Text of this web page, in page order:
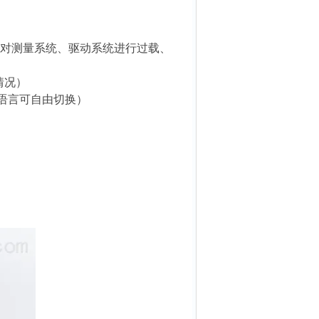
量系统、驱动系统进行过载、
）
可自由切换）